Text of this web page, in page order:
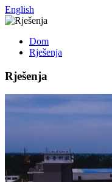
English
Dom
Rješenja
Rješenja